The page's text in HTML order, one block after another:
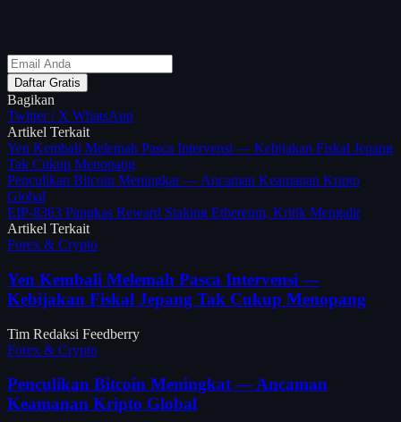
Daftar Gratis
Bagikan
Twitter / X WhatsApp
Artikel Terkait
Yen Kembali Melemah Pasca Intervensi — Kebijakan Fiskal Jepang
Tak Cukup Menopang
Penculikan Bitcoin Meningkat — Ancaman Keamanan Kripto
Global
EIP-8363 Pangkas Reward Staking Ethereum, Kritik Mengalir
Artikel Terkait
Forex & Crypto
Yen Kembali Melemah Pasca Intervensi —
Kebijakan Fiskal Jepang Tak Cukup Menopang
Tim Redaksi Feedberry
Forex & Crypto
Penculikan Bitcoin Meningkat — Ancaman
Keamanan Kripto Global